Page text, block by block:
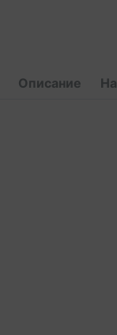
Описание